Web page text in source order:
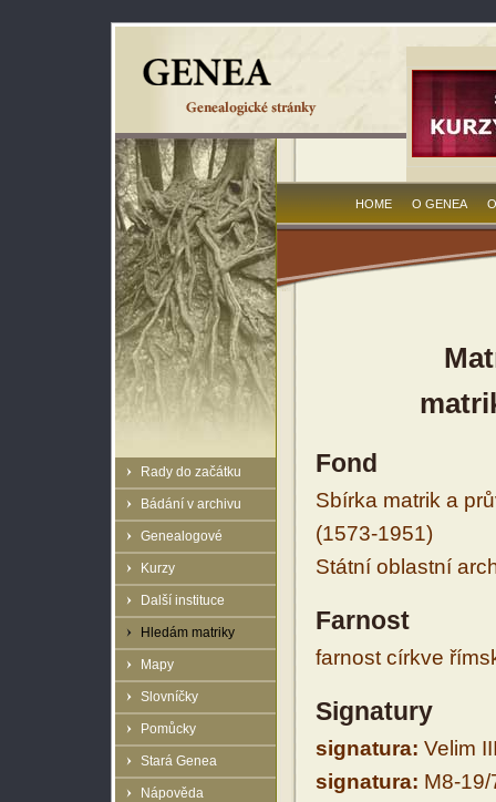
Rady do začátku
Bádání v archivu
Genealogové
Kurzy
Další instituce
Hledám matriky
Mapy
Slovníčky
Pomůcky
Stará Genea
Nápověda
HOME O GENEA
Fond
Sbírka matrik a
(1573-1951)
Státní oblastní
Farnost
farnost církve
Signatury
signatura: Velim
signatura: M8-19/